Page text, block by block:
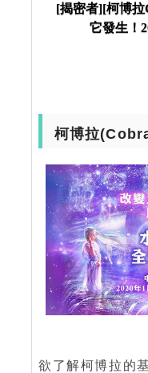
2020年水瓶座時代
[揭密者][柯博拉
它發生！
柯博拉
欲了解柯博拉的